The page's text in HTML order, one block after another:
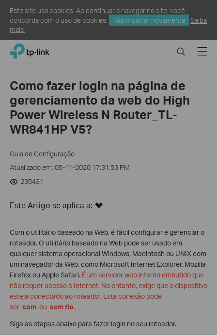
Este site usa cookies. Ao continuar a navegar no site, você
concorda com o uso de cookies.
Não mostrar novamente
Saiba
mais
Click
navigation
TP-Link, Reliably Smart SearchMenu
Como fazer login na página de
gerenciamento da web do High
Power Wireless N Router_TL-
WR841HP V5?
Guia de Configuração
Atualizado em: 05-11-2020 17:31:53 PM
235431
Este Artigo se aplica a:
Com o utilitário baseado na Web, é fácil configurar e gerenciar o
roteador. O utilitário baseado na Web pode ser usado em
qualquer sistema operacional Windows, Macintosh ou UNIX com
um navegador da Web, como Microsoft Internet Explorer, Mozilla
Firefox ou Apple Safari. É um servidor web interno embutido que
não requer acesso à Internet. No entanto, exige que o dispositivo
esteja conectado ao roteador. Esta conexão pode
ser com ou sem fio.
Siga as etapas abaixo para fazer login no seu roteador.